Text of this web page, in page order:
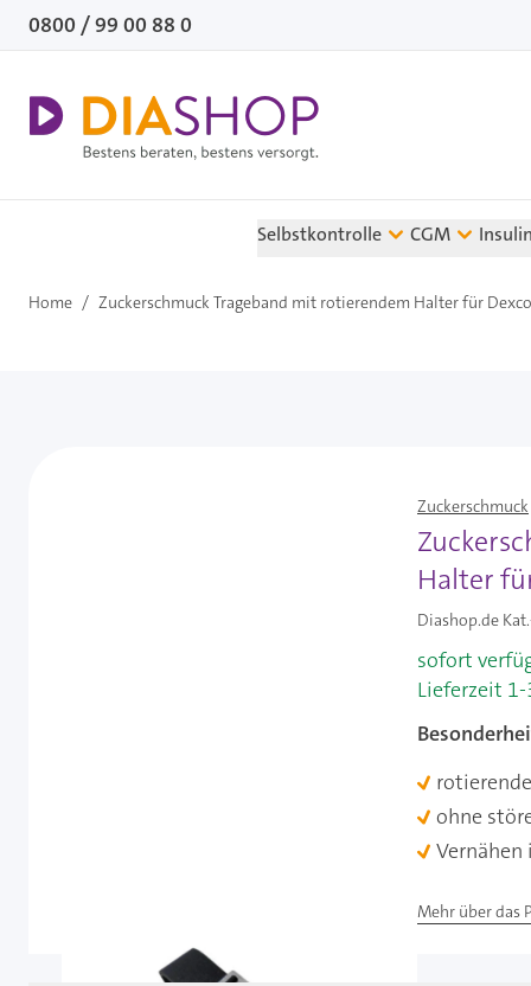
Direkt zum Inhalt
0800 / 99 00 88 0
Selbstkontrolle CGM
Home / Zuckerschmuck Trageband mit rotierendem Halter für
Zuckerschmuck
Halter
Diashop.de
sofort
Lieferzeit
ohne
Mehr über das